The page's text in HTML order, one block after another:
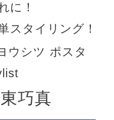
に！
スタイリング！
ウシツ ポスタ
巧真